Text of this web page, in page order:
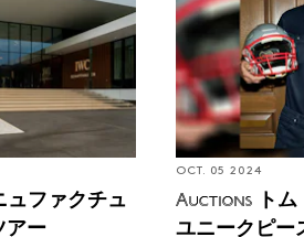
ファクチュ
アー
OCT. 05 2024
Auctions ト
ユニークピー